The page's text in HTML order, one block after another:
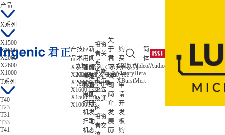
产
品
X系列
X2600
X2000
X1600
X1500
X1000
T系列
T41
T33
T32Pro
T31
T23
C系列
C100
A系列
A1
技
术
AI
Magik开发平台
AIE算力引擎
CPU
Victory
XBurst
Video/Audio
Hera
Mert
ISP/AISP
Tiziano
低功耗
Zeratul
Atlas
应
用
智能
显控
教育
电子
打印
机
扫地
机
新
闻
公
司
新
闻
研
发
动
态
投资
者关
系
定期
报告
公告
及通
函
投资
者交
关
于
君
正
公
司
简
介
发
展
历
购
买
样
片
申
请
开
发
板
购
简
体
产品
X系列
X1500
X1600
X2000
X2600
X1000
T系列
T40
T23
T31
T33
T41